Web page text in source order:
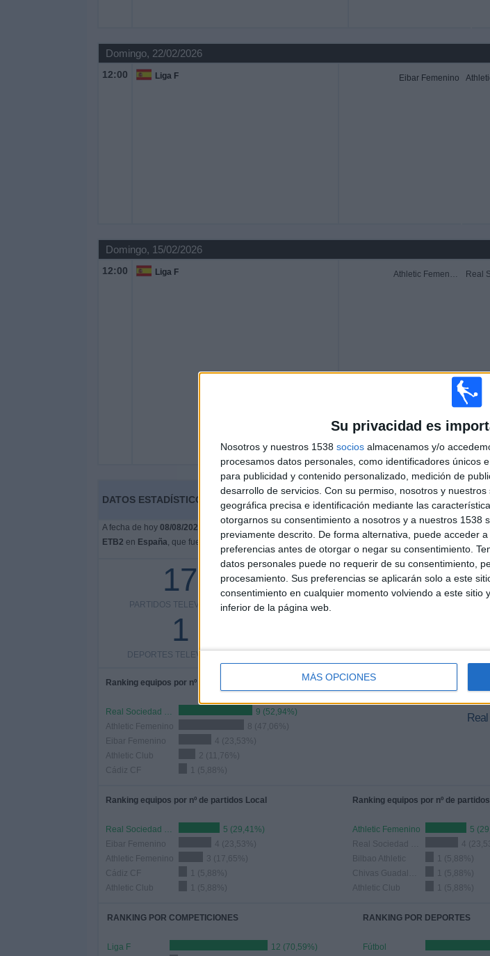
Su privacidad es
Nosotros y nuestros 1538 socios almacenamos y/o
procesamos datos personales, como identificadores únicos
para publicidad y contenido personalizado, medición de
desarrollo de servicios. Con su permiso, nosotros y
geográfica precisa e identificación mediante las
otorgarnos su consentimiento a nosotros y a nuestros 1538
previamente descrito. De forma alternativa, puede acceder
preferencias antes de otorgar o negar su consentimiento.
datos personales puede no requerir de su consentimiento,
procesamiento. Sus preferencias se aplicarán solo a este
consentimiento en cualquier momento volviendo a este sitio
inferior de la página web.
MÁS OPCIONES
Domingo, 22/02/2026
12:00 Liga F Eibar Femenino
Domingo, 15/02/2026
12:00 Liga F Athletic Femenino
DATOS ESTADÍSTICOS DE FÚTBOL DEL CANAL ETB2 EN ESPAÑA
A fecha de hoy 08/08/2026
y desde que esta web recoge los datos estadísticos de cuándo y dónde se
ETB2 en España, que fue el 28/06/2015
17
PARTIDOS TELEVISADOS
6
COMPETICIONES TELEVISADAS
1
DEPORTES TELEVISADOS
Ranking equipos por nº de partidos
Real Sociedad Femenino
9 (52,94%)
Athletic Femenino
8 (47,06%)
Eibar Femenino
4 (23,53%)
Athletic Club
2 (11,76%)
Cádiz CF
1 (5,88%)
Ranking equipos por nº de partidos Local
Real Sociedad Femenino
5 (29,41%)
Eibar Femenino
4 (23,53%)
Athletic Femenino
3 (17,65%)
Cádiz CF
1 (5,88%)
Athletic Club
1 (5,88%)
Ranking equipos por nº de
Athletic Femenino
5
4
Bilbao Athletic
1 (5,88%)
1 (5,88%)
Athletic Club
1 (5,88%)
RANKING POR COMPETICIONES
Liga F
12 (70,59%)
RANKING POR DEPORTES
Fútbol